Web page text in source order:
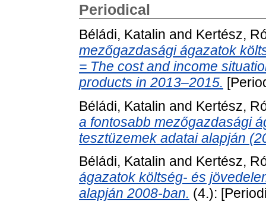
Periodical
Béládi, Katalin and Kertész,
mezőgazdasági ágazatok
= The cost and income
products in 2013–2015.
Béládi, Katalin and Kertész,
a fontosabb mezőgazdasági
tesztüzemek adatai alapján
Béládi, Katalin and Kertész,
ágazatok költség- és
alapján 2008-ban. (4.):